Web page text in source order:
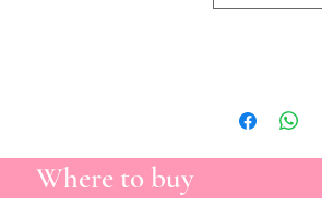
Where to buy